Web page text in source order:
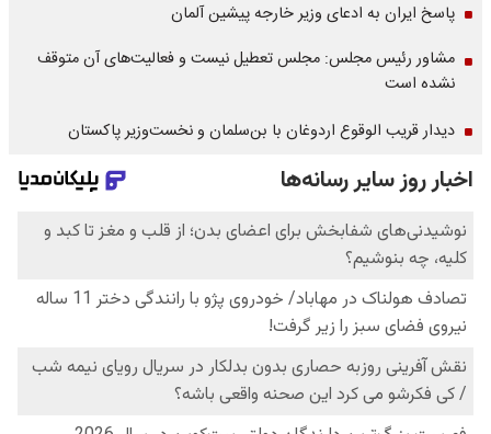
پاسخ ایران به ادعای وزیر خارجه پیشین آلمان
مشاور رئیس مجلس: مجلس تعطیل نیست و فعالیت‌های آن متوقف
نشده است
دیدار قریب الوقوع اردوغان با بن‌سلمان و نخست‌وزیر پاکستان